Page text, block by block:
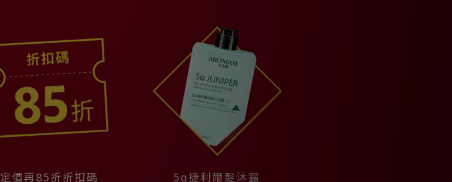
定價再85折折扣碼
5α捷利爾髮沐露